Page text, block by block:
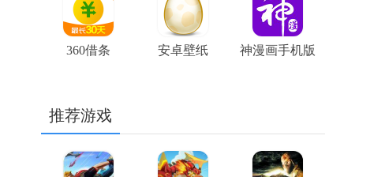
360借条 安卓壁纸 神漫画手机版
推荐游戏